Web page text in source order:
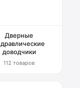
Дверные
доводчики
112 товаров